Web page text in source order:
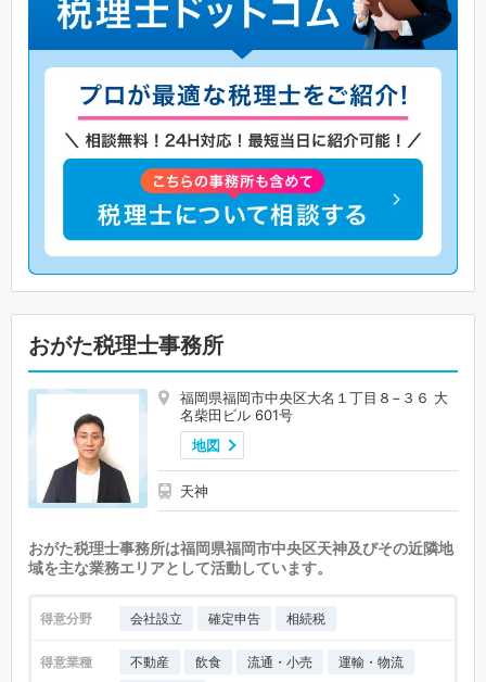
おがた税理士事務所
福岡県福岡市中央区大名１丁目８−３６ 大
名柴田ビル 601号
地図
天神
おがた税理士事務所は福岡県福岡市中央区天神及びその近隣地
域を主な業務エリアとして活動しています。
得意分野 会社設立 確定申告 相続税
得意業種 不動産 飲食 流通・小売
運輸・物流